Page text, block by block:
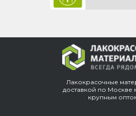
Лакокрасочные
доставкой по Москве
крупным